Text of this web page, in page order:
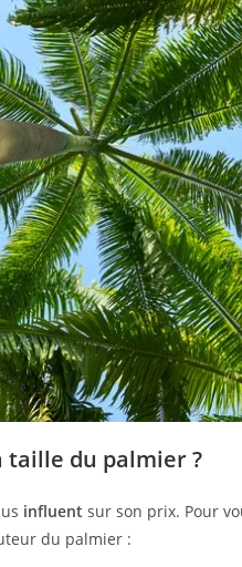
taille du palmier ?
influent sur son prix. Pour
du palmier :